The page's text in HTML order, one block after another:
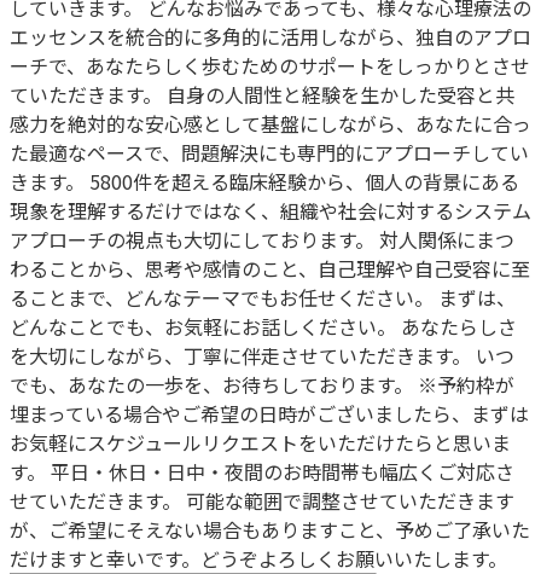
していきます。 どんなお悩みであっても、様々な心理療法の
エッセンスを統合的に多角的に活用しながら、独自のアプロ
ーチで、あなたらしく歩むためのサポートをしっかりとさせ
ていただきます。 自身の人間性と経験を生かした受容と共
感力を絶対的な安心感として基盤にしながら、あなたに合っ
た最適なペースで、問題解決にも専門的にアプローチしてい
きます。 5800件を超える臨床経験から、個人の背景にある
現象を理解するだけではなく、組織や社会に対するシステム
アプローチの視点も大切にしております。 対人関係にまつ
わることから、思考や感情のこと、自己理解や自己受容に至
ることまで、どんなテーマでもお任せください。 まずは、
どんなことでも、お気軽にお話しください。 あなたらしさ
を大切にしながら、丁寧に伴走させていただきます。 いつ
でも、あなたの一歩を、お待ちしております。 ※予約枠が
埋まっている場合やご希望の日時がございましたら、まずは
お気軽にスケジュールリクエストをいただけたらと思いま
す。 平日・休日・日中・夜間のお時間帯も幅広くご対応さ
せていただきます。 可能な範囲で調整させていただきます
が、ご希望にそえない場合もありますこと、予めご了承いた
だけますと幸いです。どうぞよろしくお願いいたします。